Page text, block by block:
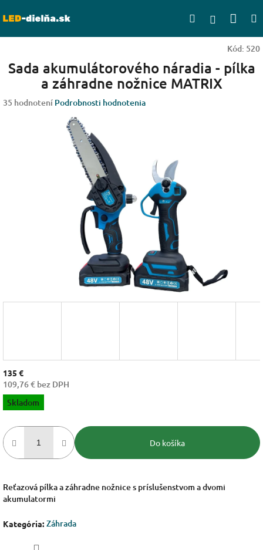
na
Hľadať
Kód: 520
Sada akumulátorového náradia - pílka
a záhradne nožnice MATRIX
Priemerné
35 hodnotení Podrobnosti hodnotenia
135 €
109,76 € bez DPH
Jednotková
cena:
Skladom
Do košíka
Reťazová pílka a záhradne nožnice s príslušenstvom a dvomi
akumulatormi
Kategória: Záhrada